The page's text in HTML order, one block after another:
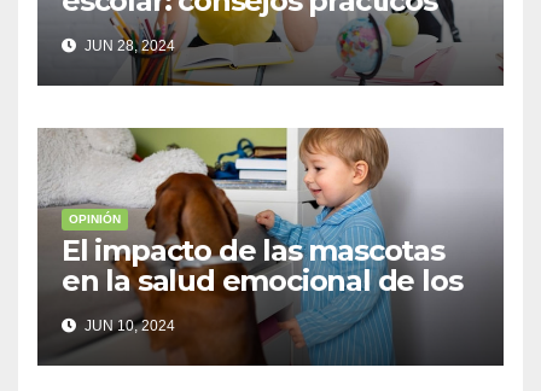
para adolescentes
JUN 28, 2024
OPINIÓN
El impacto de las mascotas
en la salud emocional de los
niños
JUN 10, 2024